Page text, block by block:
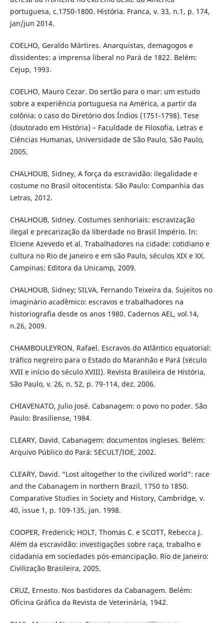
portuguesa, c.1750-1800. História. Franca, v. 33, n.1, p. 174,
jan/jun 2014.
COELHO, Geraldo Mártires. Anarquistas, demagogos e
dissidentes: a imprensa liberal no Pará de 1822. Belém:
Cejup, 1993.
COELHO, Mauro Cezar. Do sertão para o mar: um estudo
sobre a experiência portuguesa na América, a partir da
colônia: o caso do Diretório dos Índios (1751-1798). Tese
(doutorado em História) – Faculdade de Filosofia, Letras e
Ciências Humanas, Universidade de São Paulo, São Paulo,
2005.
CHALHOUB, Sidney, A força da escravidão: ilegalidade e
costume no Brasil oitocentista. São Paulo: Companhia das
Letras, 2012.
CHALHOUB, Sidney. Costumes senhoriais: escravização
ilegal e precarização da liberdade no Brasil Império. In:
Elciene Azevedo et al. Trabalhadores na cidade: cotidiano e
cultura no Rio de Janeiro e em são Paulo, séculos XIX e XX.
Campinas: Editora da Unicamp, 2009.
CHALHOUB, Sidney; SILVA, Fernando Teixeira da. Sujeitos no
imaginário acadêmico: escravos e trabalhadores na
historiografia desde os anos 1980. Cadernos AEL, vol.14,
n.26, 2009.
CHAMBOULEYRON, Rafael. Escravos do Atlântico equatorial:
tráfico negreiro para o Estado do Maranhão e Pará (século
XVII e início do século XVIII). Revista Brasileira de História,
São Paulo, v. 26, n. 52, p. 79-114, dez. 2006.
CHIAVENATO, Julio José. Cabanagem: o povo no poder. São
Paulo: Brasiliense, 1984.
CLEARY, David. Cabanagem: documentos ingleses. Belém:
Arquivo Público do Pará: SECULT/IOE, 2002.
CLEARY, David. “Lost altogether to the civilized world”: race
and the Cabanagem in northern Brazil, 1750 to 1850.
Comparative Studies in Society and History, Cambridge, v.
40, issue 1, p. 109-135, jan. 1998.
COOPER, Frederick; HOLT, Thomas C. e SCOTT, Rebecca J.
Além da escravidão: investigações sobre raça, trabalho e
cidadania em sociedades pós-emancipação. Rio de Janeiro:
Civilização Brasileira, 2005.
CRUZ, Ernesto. Nos bastidores da Cabanagem. Belém:
Oficina Gráfica da Revista de Veterinária, 1942.